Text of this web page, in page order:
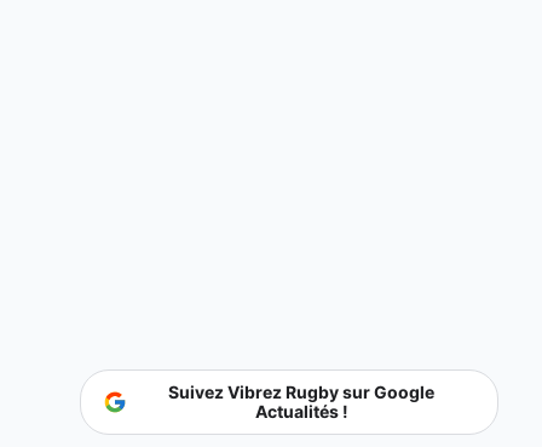
Suivez Vibrez Rugby sur Google
Actualités !